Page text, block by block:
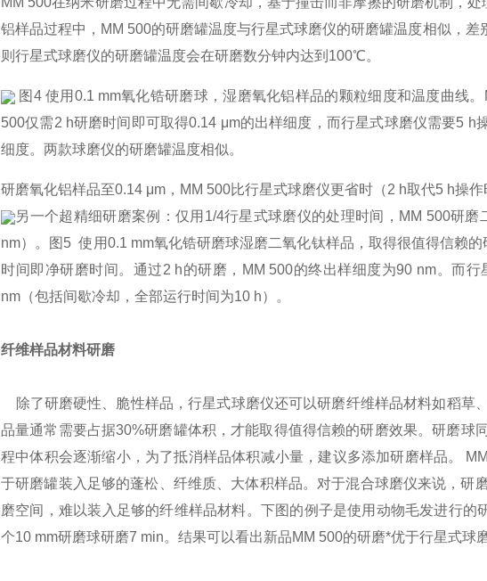
铝样品过程中，MM 500的研磨罐温度与行星式球磨仪的研磨罐温度相似，
则行星式球磨仪的研磨罐温度会在研磨数分钟内达到100℃。
图4 使用0.1 mm氧化锆研磨球，湿磨氧化铝样品的颗粒细度和温度曲线。
500仅需2 h研磨时间即可取得0.14 μm的出样细度，而行星式球磨仪需要5
细度。 两款球磨仪的研磨罐温度相似。
研磨氧化铝样品至0.14 μm，MM 500比行星式球磨仪更省时（2 h取代5 h操作
另一个超精细研磨案例：仅用1/4行星式球磨仪的处理时间，MM 500研
nm）。图5 使用0.1 mm氧化锆研磨球湿磨二氧化钛样品，取得很值得信赖
时间即净研磨时间。通过2 h的研磨，MM 500的终出样细度为90 nm。而
nm（包括间歇冷却，全部运行时间为10 h）。
纤维样品材料研磨
除了研磨硬性、脆性样品，行星式球磨仪还可以研磨纤维样品材料如稻草
品量通常需要占据30%研磨罐体积，才能取得值得信赖的研磨效果。研磨球
程中体积会逐渐缩小，为了抵消样品体积减小量，建议多添加研磨样品。
于研磨罐装入足够的蓬松、纤维质、大体积样品。对于混合球磨仪来说，研
磨空间，难以装入足够的纤维样品材料。下图的例子是使用动物毛发进行
个10 mm研磨球研磨7 min。结果可以看出新品MM 500的研磨*优于行星式球磨